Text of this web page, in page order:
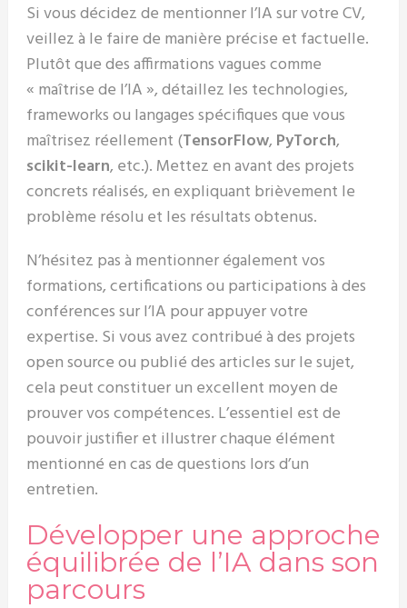
Si vous décidez de mentionner l’IA sur votre CV,
veillez à le faire de manière précise et factuelle.
Plutôt que des affirmations vagues comme
« maîtrise de l’IA », détaillez les technologies,
frameworks ou langages spécifiques que vous
maîtrisez réellement (TensorFlow, PyTorch,
scikit-learn, etc.). Mettez en avant des projets
concrets réalisés, en expliquant brièvement le
problème résolu et les résultats obtenus.
N’hésitez pas à mentionner également vos
formations, certifications ou participations à des
conférences sur l’IA pour appuyer votre
expertise. Si vous avez contribué à des projets
open source ou publié des articles sur le sujet,
cela peut constituer un excellent moyen de
prouver vos compétences. L’essentiel est de
pouvoir justifier et illustrer chaque élément
mentionné en cas de questions lors d’un
entretien.
Développer une approche
équilibrée de l’IA dans son
parcours